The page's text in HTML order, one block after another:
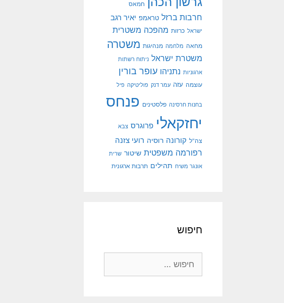
חמאס
חרבות ברזל טראמפ יאיר רגב
ישראל כרזות מהפכה משטרית
מחאה מלחמה מנהיגות משטרה
משטרת ישראל ניתוח רשתות
ארגוניות נתניהו עופר בורין
עוצמה עזה עמר דנק פוליטיקה פיל
בחנות חרסינה פלסטינים פנחס
יחזקאלי פרוגרס צבא
צה"ל קורונה רוסיה רועי צזנה
רפורמה משפטית שיטור שרית
אונגר משיח תהילים תרבות ארגונית
חיפוש